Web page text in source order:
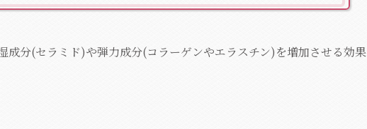
成分(セラミド)や弾力成分(コラーゲンやエラスチン)を増加させる効果